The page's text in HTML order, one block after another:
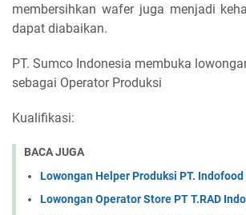
membersihkan wafer juga menjadi
dapat diabaikan.
PT. Sumco Indonesia membuka
sebagai Operator Produksi
Kualifikasi:
BACA JUGA
Lowongan Helper Produksi PT. Indofood
Lowongan Operator Store PT T.RAD